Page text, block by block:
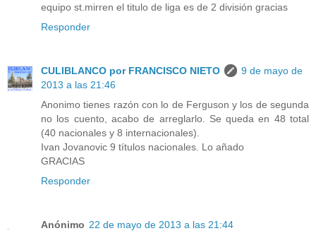
equipo st.mirren el titulo de liga es de 2 división gracias
Responder
CULIBLANCO por FRANCISCO NIETO
9 de mayo de
2013 a las 21:46
Anonimo tienes razón con lo de Ferguson y los de segunda
no los cuento, acabo de arreglarlo. Se queda en 48 total
(40 nacionales y 8 internacionales).
Ivan Jovanovic 9 títulos nacionales. Lo añado
GRACIAS
Responder
Anónimo 22 de mayo de 2013 a las 21:44